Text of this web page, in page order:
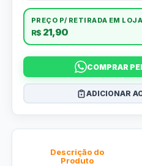
PREÇO P/ RETIRADA EM
R$ 21,90
COMPRAR
ADICIONAR
Descrição do
Produto